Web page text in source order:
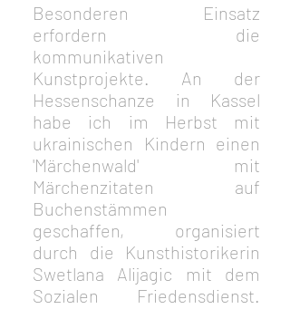
Besonderen Einsatz
erfordern die
kommunikativen
Kunstprojekte. An der
Hessenschanze in Kassel
habe ich im Herbst mit
ukrainischen Kindern einen
'Märchenwald' mit
Märchenzitaten auf
Buchenstämmen
geschaffen, organisiert
durch die Kunsthistorikerin
Swetlana Alijagic mit dem
Sozialen Friedensdienst.